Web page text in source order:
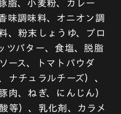
脂、小麦粉、カレー
味調味料、オニオン調
、粉末しょうゆ、プロ
ツバター、食塩、脱脂
ース、トマトパウダ
ナチュラルチーズ）、
肉、ねぎ、にんじん）
等）、乳化剤、カラメ